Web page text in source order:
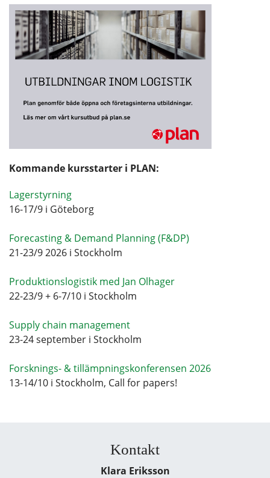
Kommande kursstarter i PLAN:
Lagerstyrning
16-17/9 i Göteborg
Forecasting & Demand Planning (F&DP)
21-23/9 2026 i Stockholm
Produktionslogistik med Jan Olhager
22-23/9 + 6-7/10 i Stockholm
Supply chain management
23-24 september i Stockholm
Forsknings- & tillämpningskonferensen 2026
13-14/10 i Stockholm, Call for papers!
Kontakt
Klara Eriksson